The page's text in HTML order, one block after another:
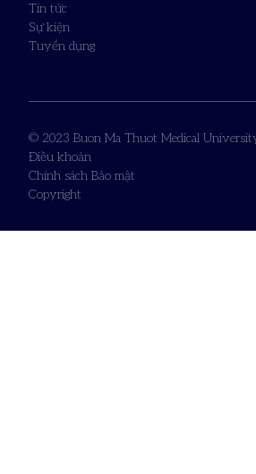
Tin tức
Sự kiện
Tuyển dụng
© 2023 Buon Ma Thuot Medical
Điều khoản
Chính sách Bảo mật
Copyright